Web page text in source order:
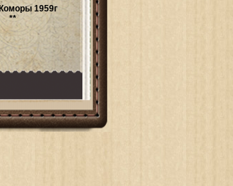
1959г
**